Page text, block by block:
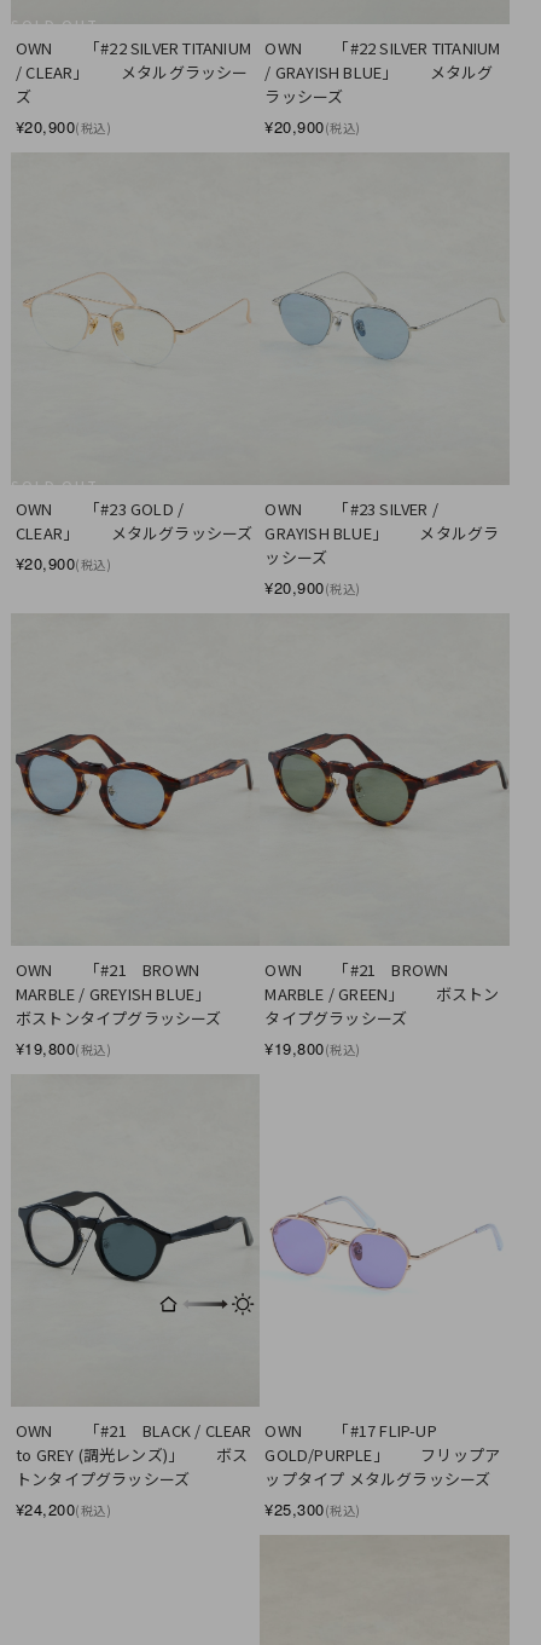
SOLD OUT
OWN　　「#22 SILVER TITANIUM
/ CLEAR」　　メタルグラッシー
ズ
¥20,900(税込)
OWN　　「#22 SILVER TITANIUM
/ GRAYISH BLUE」　　メタルグ
ラッシーズ
¥20,900(税込)
SOLD OUT
OWN　　「#23 GOLD /
CLEAR」　　メタルグラッシーズ
¥20,900(税込)
OWN　　「#23 SILVER /
GRAYISH BLUE」　　メタルグラ
ッシーズ
¥20,900(税込)
OWN　　「#21　BROWN
MARBLE / GREYISH BLUE」
ボストンタイプグラッシーズ
¥19,800(税込)
OWN　　「#21　BROWN
MARBLE / GREEN」　　ボストン
タイプグラッシーズ
¥19,800(税込)
OWN　　「#21　BLACK / CLEAR
to GREY (調光レンズ)」　　ボス
トンタイプグラッシーズ
¥24,200(税込)
OWN　　「#17 FLIP-UP
GOLD/PURPLE」　　フリップア
ップタイプ メタルグラッシーズ
¥25,300(税込)